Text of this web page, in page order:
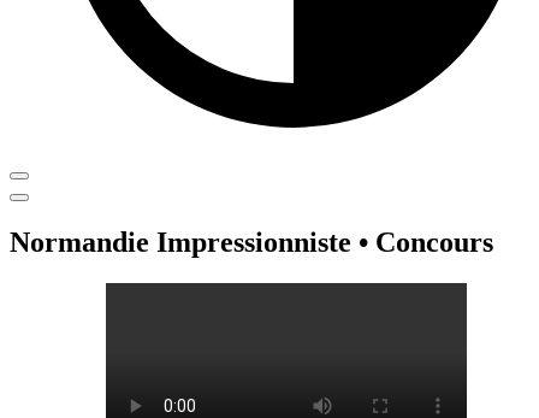
Normandie Impressionniste • Concours